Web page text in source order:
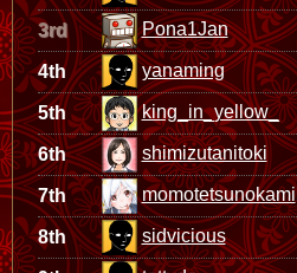
3rd Pona1Jan
4th yanaming
5th king_in_yellow_
6th shimizutanitoki
7th momotetsunokami
8th sidvicious